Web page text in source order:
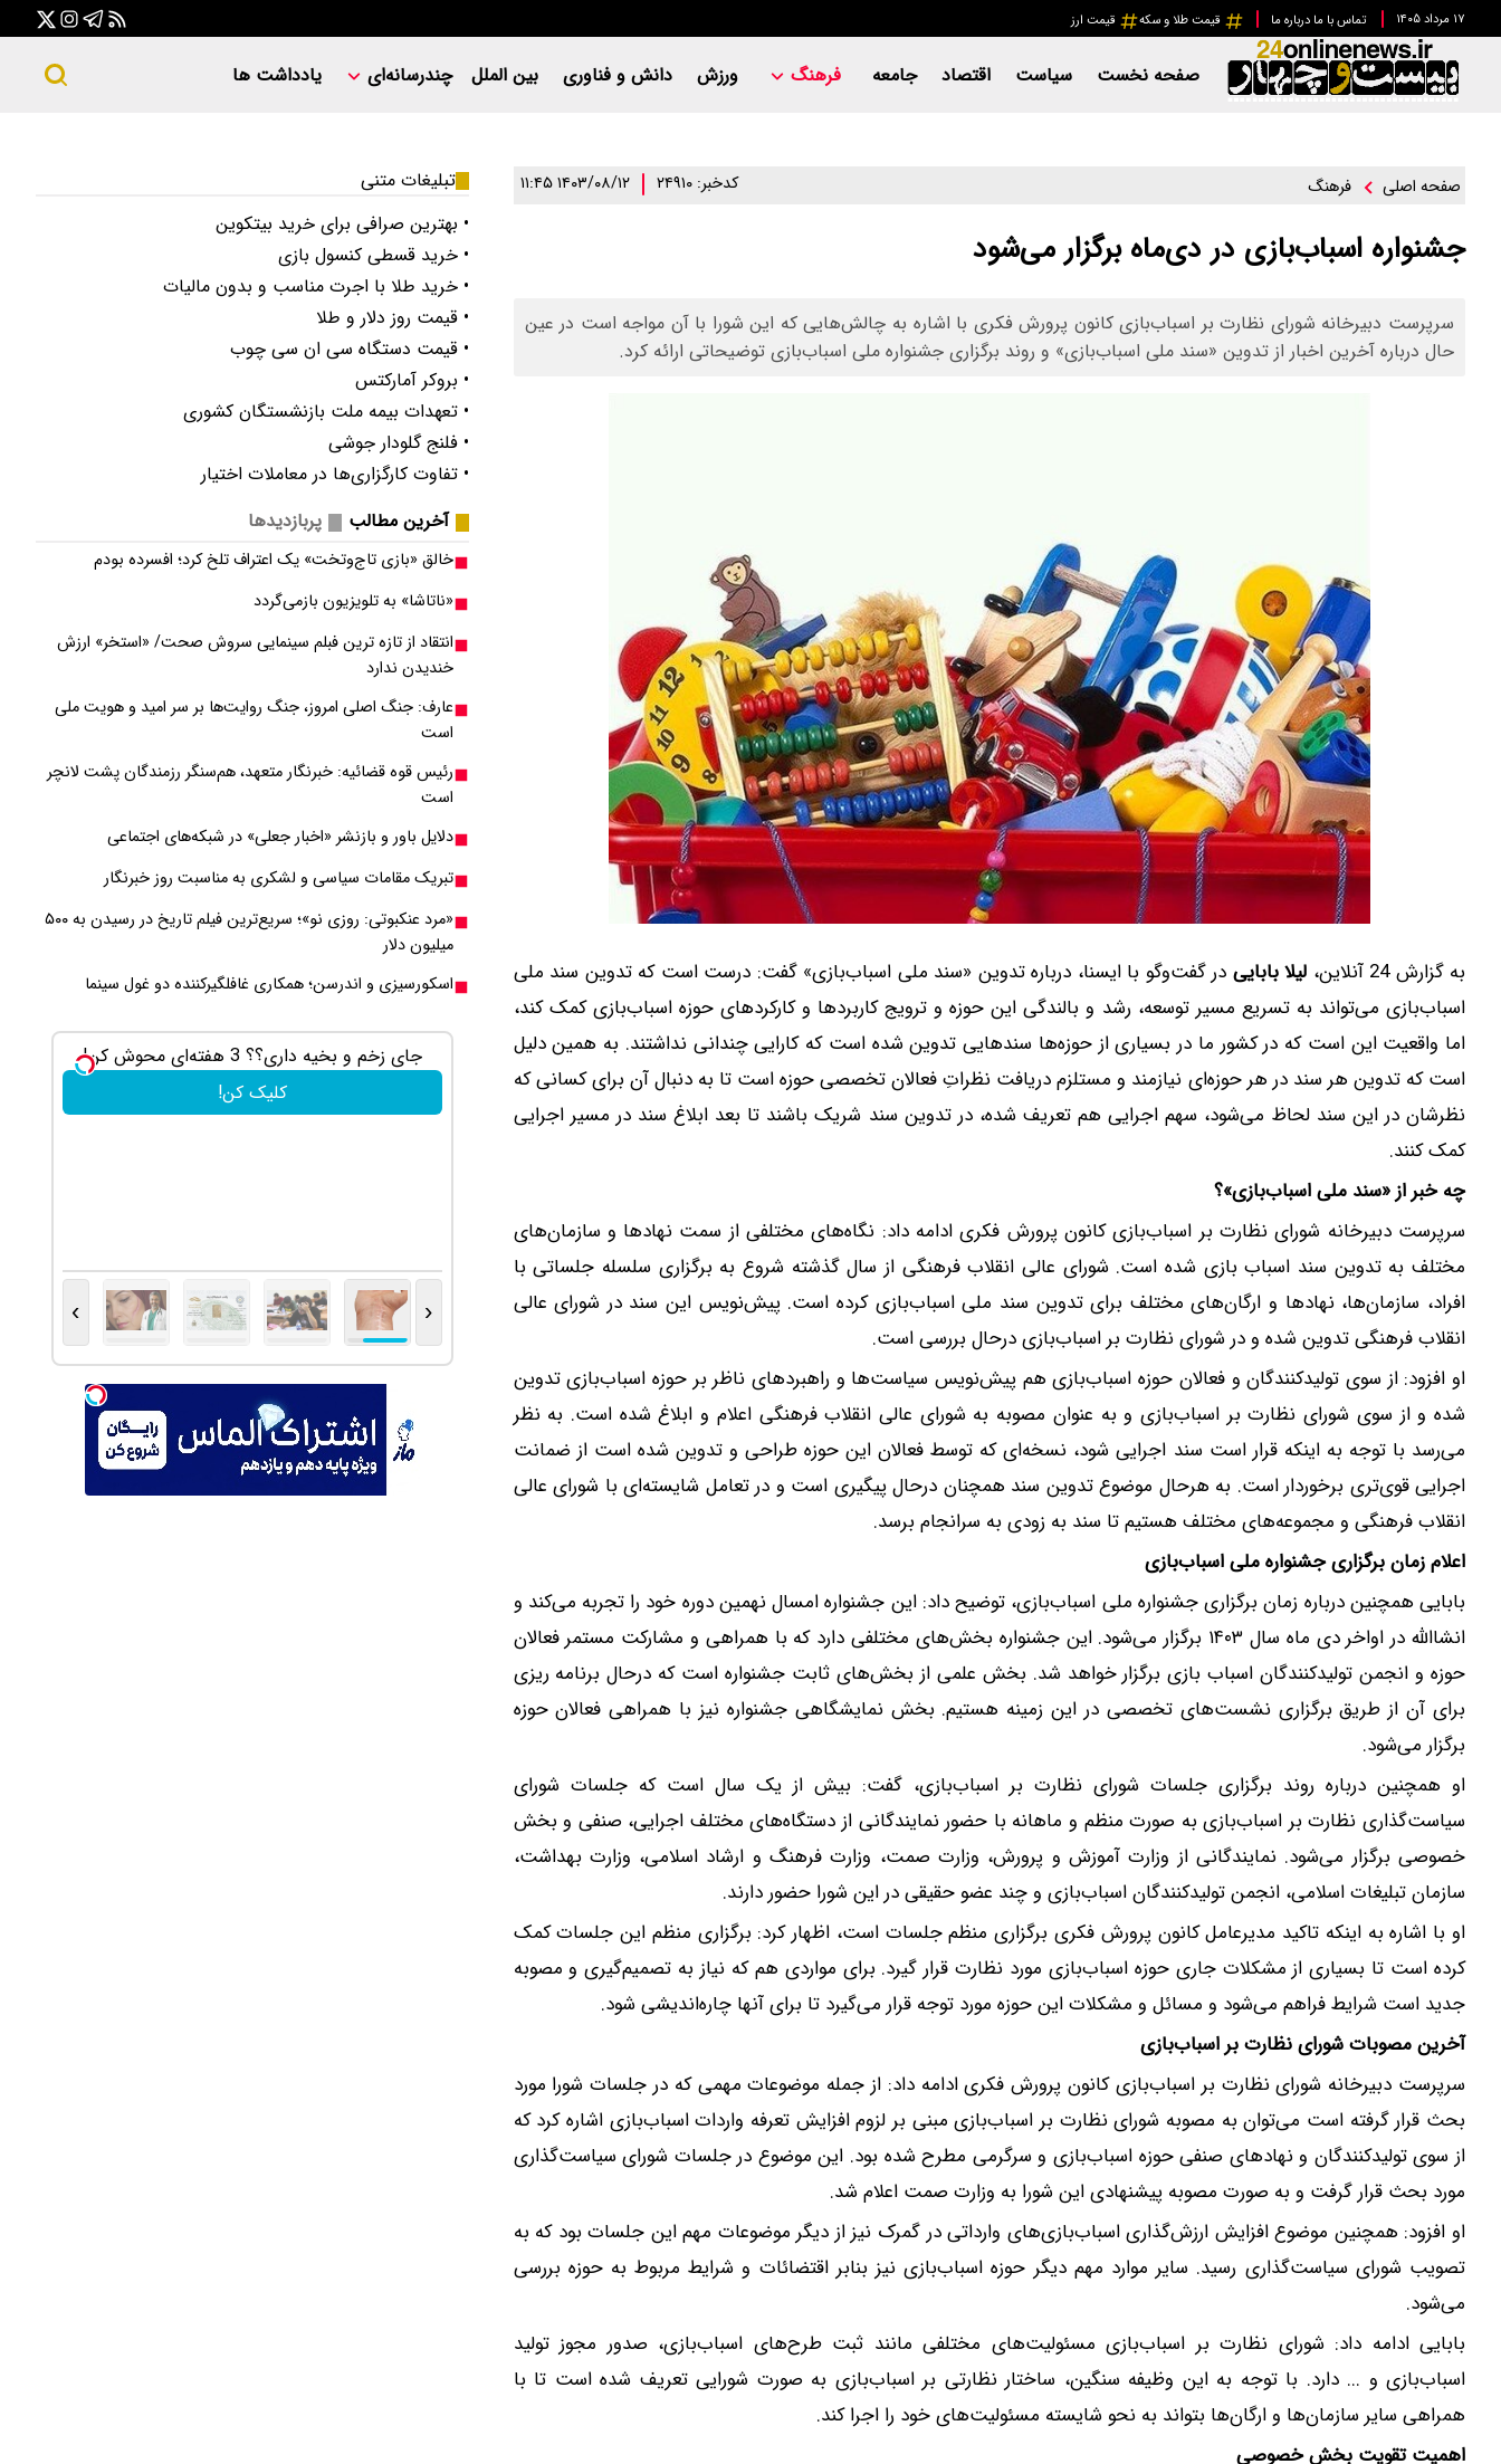
۱۷ مرداد ۱۴۰۵ تماس با ما درباره ما قیمت طلا و سکه قیمت ارز
صفحه نخست سیاست اقتصاد جامعه فرهنگ ورزش دانش و فناوری بین الملل چندرسانه‌ای یادداشت ها
صفحه اصلی فرهنگ کدخبر: ۲۴۹۱۰ ۱۴۰۳/۰۸/۱۲ ۱۱:۴۵
جشنواره اسباب‌بازی در دی‌ماه برگزار می‌شود
سرپرست دبیرخانه شورای نظارت بر اسباب‌بازی کانون پرورش فکری با اشاره به چالش‌هایی که این شورا با آن مواجه است در عین
حال درباره آخرین اخبار از تدوین «سند ملی اسباب‌بازی» و روند برگزاری جشنواره ملی اسباب‌بازی توضیحاتی ارائه کرد.
به گزارش 24 آنلاین، لیلا بابایی در گفت‌وگو با ایسنا، درباره تدوین «سند ملی اسباب‌بازی» گفت: درست است که تدوین سند ملی
اسباب‌بازی می‌تواند به تسریع مسیر توسعه، رشد و بالندگی این حوزه و ترویج کاربردها و کارکردهای حوزه اسباب‌بازی کمک کند،
اما واقعیت این است که در کشور ما در بسیاری از حوزه‌ها سندهایی تدوین شده است که کارایی چندانی نداشتند. به همین دلیل
است که تدوین هر سند در هر حوزه‌ای نیازمند و مستلزم دریافت نظراتِ فعالان تخصصی حوزه است تا به دنبال آن برای کسانی که
نظرشان در این سند لحاظ می‌شود، سهم اجرایی هم تعریف شده، در تدوین سند شریک باشند تا بعد ابلاغ سند در مسیر اجرایی
کمک کنند.
چه خبر از «سند ملی اسباب‌بازی»؟
سرپرست دبیرخانه شورای نظارت بر اسباب‌بازی کانون پرورش فکری ادامه داد: نگاه‌های مختلفی از سمت نهادها و سازمان‌های
مختلف به تدوین سند اسباب بازی شده است. شورای عالی انقلاب فرهنگی از سال گذشته شروع به برگزاری سلسله جلساتی با
افراد، سازمان‌ها، نهادها و ارگان‌های مختلف برای تدوین سند ملی اسباب‌بازی کرده است. پیش‌نویس این سند در شورای عالی
انقلاب فرهنگی تدوین شده و در شورای نظارت بر اسباب‌بازی درحال بررسی است.
او افزود: از سوی تولیدکنندگان و فعالان حوزه اسباب‌بازی هم پیش‌نویس سیاست‌ها و راهبردهای ناظر بر حوزه اسباب‌بازی تدوین
شده و از سوی شورای نظارت بر اسباب‌بازی و به عنوان مصوبه به شورای عالی انقلاب فرهنگی اعلام و ابلاغ شده است. به نظر
می‌رسد با توجه به اینکه قرار است سند اجرایی شود، نسخه‌ای که توسط فعالان این حوزه طراحی و تدوین شده است از ضمانت
اجرایی قوی‌تری برخوردار است. به هرحال موضوع تدوین سند همچنان درحال پیگیری است و در تعامل شایسته‌ای با شورای عالی
انقلاب فرهنگی و مجموعه‌های مختلف هستیم تا سند به زودی به سرانجام برسد.
اعلام زمان برگزاری جشنواره ملی اسباب‌بازی
بابایی همچنین درباره زمان برگزاری جشنواره ملی اسباب‌بازی، توضیح داد: این جشنواره امسال نهمین دوره خود را تجربه می‌کند و
انشاالله در اواخر دی ماه سال ۱۴۰۳ برگزار می‌شود. این جشنواره بخش‌های مختلفی دارد که با همراهی و مشارکت مستمر فعالان
حوزه و انجمن تولیدکنندگان اسباب بازی برگزار خواهد شد. بخش علمی از بخش‌های ثابت جشنواره است که درحال برنامه ریزی
برای آن از طریق برگزاری نشست‌های تخصصی در این زمینه هستیم. بخش نمایشگاهی جشنواره نیز با همراهی فعالان حوزه
برگزار می‌شود.
او همچنین درباره روند برگزاری جلسات شورای نظارت بر اسباب‌بازی، گفت: بیش از یک سال است که جلسات شورای
سیاست‌گذاری نظارت بر اسباب‌بازی به صورت منظم و ماهانه با حضور نمایندگانی از دستگاه‌های مختلف اجرایی،‌ صنفی و بخش
خصوصی برگزار می‌شود. نمایندگانی از وزارت آموزش و پرورش،‌ وزارت صمت، وزارت فرهنگ و ارشاد اسلامی، وزارت بهداشت،
سازمان تبلیغات اسلامی، انجمن تولیدکنندگان اسباب‌بازی و چند عضو حقیقی در این شورا حضور دارند.
او با اشاره به اینکه تاکید مدیرعامل کانون پرورش فکری برگزاری منظم جلسات است، اظهار کرد: برگزاری منظم این جلسات کمک
کرده است تا بسیاری از مشکلات جاری حوزه اسباب‌بازی مورد نظارت قرار گیرد. برای مواردی هم که نیاز به تصمیم‌گیری و مصوبه
جدید است شرایط فراهم می‌شود و مسائل و مشکلات این حوزه مورد توجه قرار می‌گیرد تا برای آنها چاره‌اندیشی شود.
آخرین مصوبات شورای نظارت بر اسباب‌بازی
سرپرست دبیرخانه شورای نظارت بر اسباب‌بازی کانون پرورش فکری ادامه داد: از جمله موضوعات مهمی که در جلسات شورا مورد
بحث قرار گرفته است می‌توان به مصوبه شورای نظارت بر اسباب‌بازی مبنی بر لزوم افزایش تعرفه واردات اسباب‌بازی اشاره کرد که
از سوی تولیدکنندگان و نهادهای صنفی حوزه اسباب‌بازی و سرگرمی مطرح شده بود. این موضوع در جلسات شورای سیاست‌گذاری
مورد بحث قرار گرفت و به صورت مصوبه پیشنهادی این شورا به وزارت صمت اعلام شد.
او افزود: همچنین موضوع افزایش ارزش‌گذاری اسباب‌بازی‌های وارداتی در گمرک نیز از دیگر موضوعات مهم این جلسات بود که به
تصویب شورای سیاست‌گذاری رسید. سایر موارد مهم دیگر حوزه اسباب‌بازی نیز بنابر اقتضائات و شرایط مربوط به حوزه بررسی
می‌شود.
بابایی ادامه داد: شورای نظارت بر اسباب‌بازی مسئولیت‌های مختلفی مانند ثبت طرح‌های اسباب‌بازی، صدور مجوز تولید
اسباب‌بازی و ... دارد. با توجه به این وظیفه سنگین، ساختار نظارتی بر اسباب‌بازی به صورت شورایی تعریف شده است تا با
همراهی سایر سازمان‌ها و ارگان‌ها بتواند به نحو شایسته مسئولیت‌های خود را اجرا کند.
اهمیت تقویت بخش خصوصی
تبلیغات متنی
• بهترین صرافی برای خرید بیتکوین
• خرید قسطی کنسول بازی
• خرید طلا با اجرت مناسب و بدون مالیات
• قیمت روز دلار و طلا
• قیمت دستگاه سی ان سی چوب
• بروکر آمارکتس
• تعهدات بیمه ملت بازنشستگان کشوری
• فلنج گلودار جوشی
• تفاوت کارگزاری‌ها در معاملات اختیار
آخرین مطالب
پربازدیدها
خالق «بازی تاج‌وتخت» یک اعتراف تلخ کرد؛ افسرده بودم
«ناتاشا» به تلویزیون بازمی‌گردد
انتقاد از تازه ترین فبلم سینمایی سروش صحت/ «استخر» ارزش
خندیدن ندارد
عارف: جنگ اصلی امروز، جنگ روایت‌ها بر سر امید و هویت ملی
است
رئیس قوه قضائیه: خبرنگار متعهد، هم‌سنگر رزمندگان پشت لانچر
است
دلایل باور و بازنشر «اخبار جعلی» در شبکه‌های اجتماعی
تبریک مقامات سیاسی و لشکری به مناسبت روز خبرنگار
«مرد عنکبوتی: روزی نو»؛ سریع‌ترین فیلم تاریخ در رسیدن به ۵۰۰
میلیون دلار
اسکورسیزی و اندرسن؛ همکاری غافلگیرکننده دو غول سینما
جای زخم و بخیه داری؟؟ 3 هفته‌ای محوش کن!
کلیک کن!
‹
›